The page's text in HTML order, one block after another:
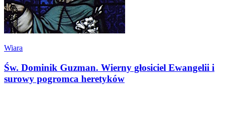
Wiara
Św. Dominik Guzman. Wierny głosiciel Ewangelii i
surowy pogromca heretyków